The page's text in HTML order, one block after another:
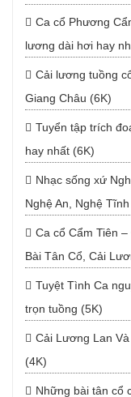
Ca cổ Phương
lương dài hơi hay
Cải lương tuồng
Giang Châu (6K)
Tuyển tập trích
hay nhất (6K)
Nhạc sống xứ
Nghệ An, Nghệ
Ca cổ Cẩm Tiên
Bài Tân Cổ, Cải
Tuyệt Tình Ca
trọn tuồng (5K)
Cải Lương Lan
(4K)
Những bài tân cổ